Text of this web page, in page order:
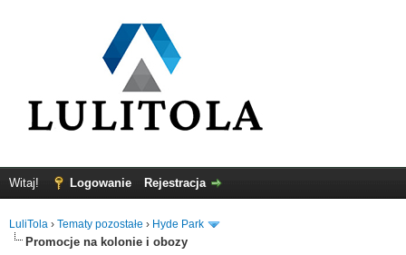
Witaj! Logowanie Rejestracja
LuliTola › Tematy pozostałe › Hyde Park
Promocje na kolonie i obozy